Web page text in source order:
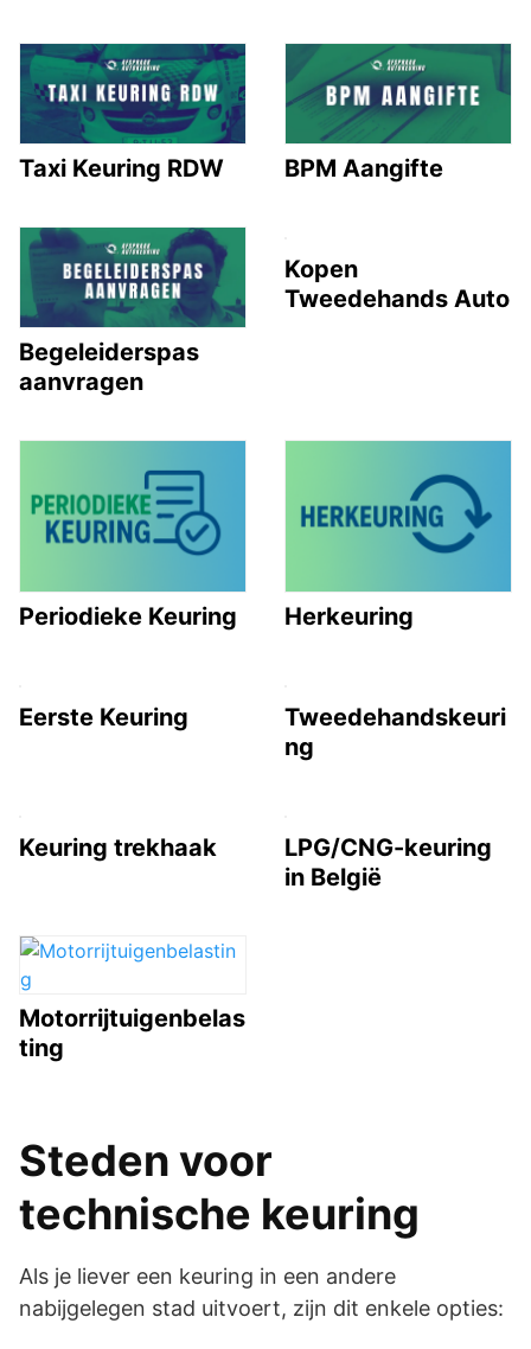
Taxi Keuring RDW BPM Aangifte
Begeleiderspas
aanvragen
Kopen
Tweedehands Auto
Periodieke Keuring Herkeuring
Eerste Keuring
Tweedehandskeuri
ng
Keuring trekhaak
LPG/CNG-keuring
in België
Motorrijtuigenbelas
ting
Steden voor
technische keuring
Als je liever een keuring in een andere
nabijgelegen stad uitvoert, zijn dit enkele opties: